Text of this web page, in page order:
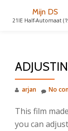
Mijn DS
21IE Half-Automaat
arjan No
This film
you can